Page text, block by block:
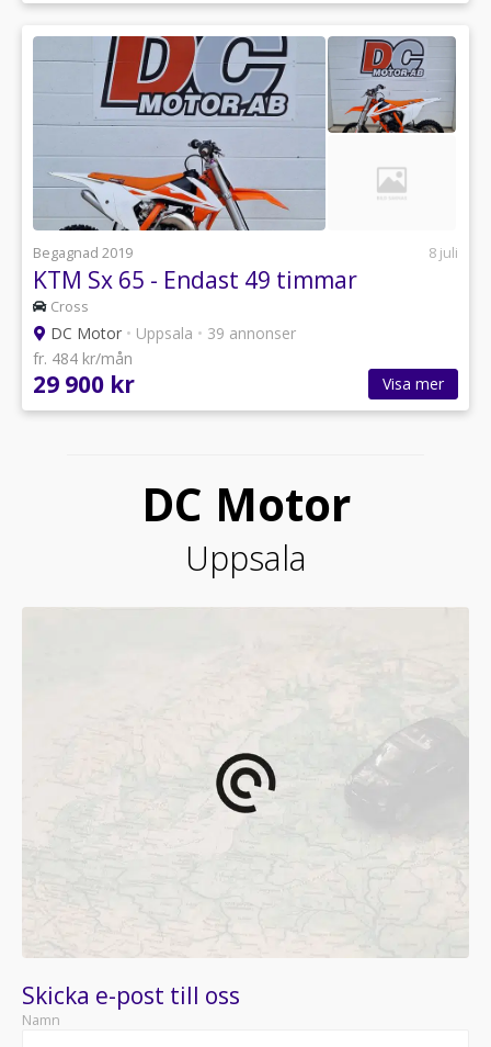
Begagnad 2019 8 juli
KTM Sx 65 - Endast 49 timmar
Cross
DC Motor • Uppsala • 39 annonser
fr. 484 kr/mån
29 900 kr Visa mer
DC Motor
Uppsala
Skicka e-post till oss
Namn